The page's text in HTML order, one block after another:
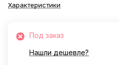
Характеристики
Под заказ
Нашли дешевле?